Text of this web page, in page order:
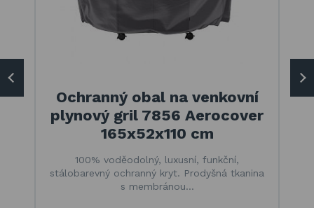
Ochranný obal na venkovní
plynový gril 7856 Aerocover
165x52x110 cm
100% voděodolný, luxusní, funkční,
stálobarevný ochranný kryt. Prodyšná tkanina
s membránou…